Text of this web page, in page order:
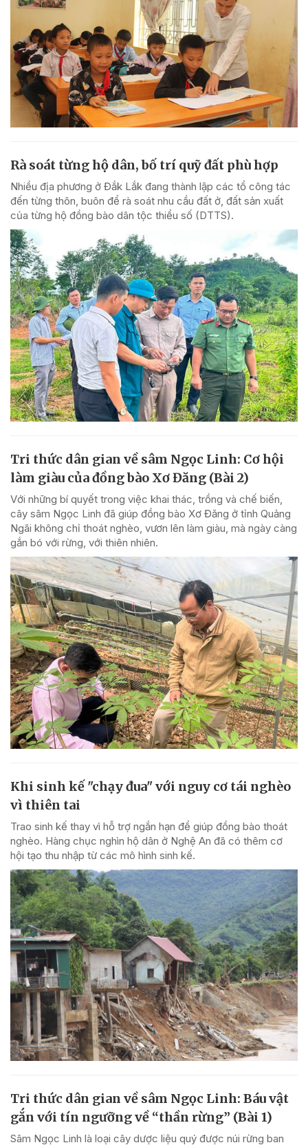
Rà soát từng hộ dân, bố trí quỹ đất phù hợp
Nhiều địa phương ở Đắk Lắk đang thành lập các tổ công tác
đến từng thôn, buôn để rà soát nhu cầu đất ở, đất sản xuất
của từng hộ đồng bào dân tộc thiểu số (DTTS).
Tri thức dân gian về sâm Ngọc Linh: Cơ hội
làm giàu của đồng bào Xơ Đăng (Bài 2)
Với những bí quyết trong việc khai thác, trồng và chế biến,
cây sâm Ngọc Linh đã giúp đồng bào Xơ Đăng ở tỉnh Quảng
Ngãi không chỉ thoát nghèo, vươn lên làm giàu, mà ngày càng
gắn bó với rừng, với thiên nhiên.
Khi sinh kế "chạy đua" với nguy cơ tái nghèo
vì thiên tai
Trao sinh kế thay vì hỗ trợ ngắn hạn để giúp đồng bào thoát
nghèo. Hàng chục nghìn hộ dân ở Nghệ An đã có thêm cơ
hội tạo thu nhập từ các mô hình sinh kế.
Tri thức dân gian về sâm Ngọc Linh: Báu vật
gắn với tín ngưỡng về “thần rừng” (Bài 1)
Sâm Ngọc Linh là loại cây dược liệu quý được núi rừng ban